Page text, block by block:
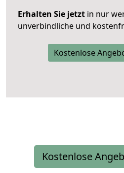
Erhalten Sie jetzt in nur
unverbindliche und
Kostenlose
Kostenlose